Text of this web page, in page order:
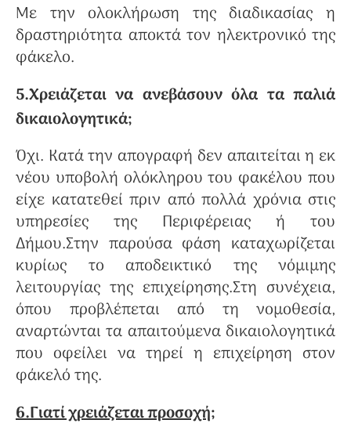
Με την ολοκλήρωση της διαδικασίας η
δραστηριότητα αποκτά τον ηλεκτρονικό της
φάκελο.
5.Χρειάζεται να ανεβάσουν όλα τα παλιά
δικαιολογητικά;
Όχι. Κατά την απογραφή δεν απαιτείται η εκ
νέου υποβολή ολόκληρου του φακέλου που
είχε κατατεθεί πριν από πολλά χρόνια στις
υπηρεσίες της Περιφέρειας ή του
Δήμου.Στην παρούσα φάση καταχωρίζεται
κυρίως το αποδεικτικό της νόμιμης
λειτουργίας της επιχείρησης.Στη συνέχεια,
όπου προβλέπεται από τη νομοθεσία,
αναρτώνται τα απαιτούμενα δικαιολογητικά
που οφείλει να τηρεί η επιχείρηση στον
φάκελό της.
6.Γιατί χρειάζεται προσοχή;